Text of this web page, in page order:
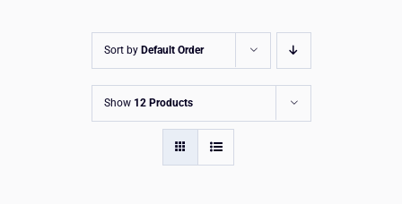
ΑΞΕΣΟΥΑΡ
HOT OFFERS
Sort by Default Order
Show 12 Products